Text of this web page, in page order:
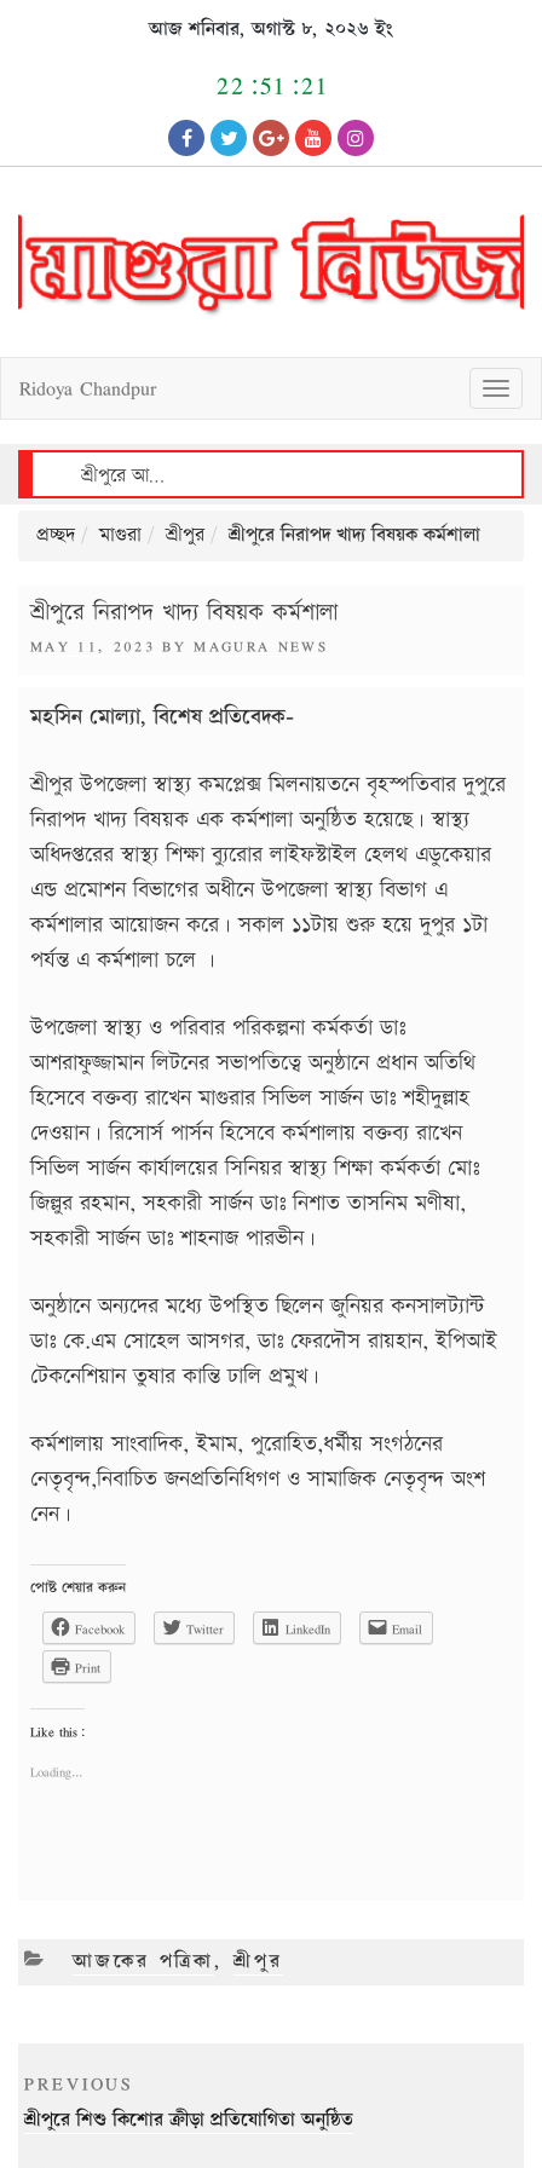
আজ শনিবার, অগাস্ট ৮, ২০২৬ ইং
22:51:21
T
o
g
g
l
a
t
Ridoya Chandpur
প্রচ্ছদ মাগুরা শ্রীপুর শ্রীপুরে নিরাপদ খাদ্য বিষয়ক কর্মশালা
শ্রীপুরে নিরাপদ খাদ্য বিষয়ক কর্মশালা
POSTED
MAY 11, 2023 BYMAGURA NEWS
মহসিন মোল্যা, বিশেষ প্রতিবেদক-
শ্রীপুর উপজেলা স্বাস্থ্য কমপ্লেক্স মিলনায়তনে বৃহস্পতিবার দুপুরে
নিরাপদ খাদ্য বিষয়ক এক কর্মশালা অনুষ্ঠিত হয়েছে। স্বাস্থ্য
অধিদপ্তরের স্বাস্থ্য শিক্ষা ব্যুরোর লাইফস্টাইল হেলথ এডুকেয়ার
এন্ড প্রমোশন বিভাগের অধীনে উপজেলা স্বাস্থ্য বিভাগ এ
কর্মশালার আয়োজন করে। সকাল ১১টায় শুরু হয়ে দুপুর ১টা
পর্যন্ত এ কর্মশালা চলে ।
উপজেলা স্বাস্থ্য ও পরিবার পরিকল্পনা কর্মকর্তা ডাঃ
আশরাফুজ্জামান লিটনের সভাপতিত্বে অনুষ্ঠানে প্রধান অতিথি
হিসেবে বক্তব্য রাখেন মাগুরার সিভিল সার্জন ডাঃ শহীদুল্লাহ
দেওয়ান। রিসোর্স পার্সন হিসেবে কর্মশালায় বক্তব্য রাখেন
সিভিল সার্জন কার্যালয়ের সিনিয়র স্বাস্থ্য শিক্ষা কর্মকর্তা মোঃ
জিল্লুর রহমান, সহকারী সার্জন ডাঃ নিশাত তাসনিম মণীষা,
সহকারী সার্জন ডাঃ শাহনাজ পারভীন।
অনুষ্ঠানে অন্যদের মধ্যে উপস্থিত ছিলেন জুনিয়র কনসালট্যান্ট
ডাঃ কে.এম সোহেল আসগর, ডাঃ ফেরদৌস রায়হান, ইপিআই
টেকনেশিয়ান তুষার কান্তি ঢালি প্রমুখ।
কর্মশালায় সাংবাদিক, ইমাম, পুরোহিত,ধর্মীয় সংগঠনের
নেতৃবৃন্দ,নিবাচিত জনপ্রতিনিধিগণ ও সামাজিক নেতৃবৃন্দ অংশ
নেন।
পোষ্ট শেয়ার করুন
Facebook
Twitter LinkedIn
Email
Print
Like this:
Loading...
CATEGORIES
আজকের পত্রিকা,শ্রীপুর
Post
navigation
Previous
Post
PREVIOUS
শ্রীপুরে শিশু কিশোর ক্রীড়া প্রতিযোগিতা অনুষ্ঠিত